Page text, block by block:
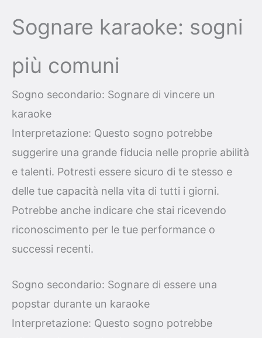
Sognare karaoke: sogni
più comuni
Sogno secondario: Sognare di vincere un
karaoke
Interpretazione: Questo sogno potrebbe
suggerire una grande fiducia nelle proprie abilità
e talenti. Potresti essere sicuro di te stesso e
delle tue capacità nella vita di tutti i giorni.
Potrebbe anche indicare che stai ricevendo
riconoscimento per le tue performance o
successi recenti.
Sogno secondario: Sognare di essere una
popstar durante un karaoke
Interpretazione: Questo sogno potrebbe